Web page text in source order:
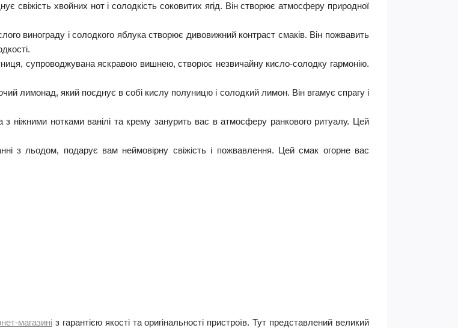
свіжість хвойних нот і солодкість соковитих ягід. Він створює атмосферу природної
винограду і солодкого яблука створює дивовижний контраст смаків. Він пожвавить
супроводжувана яскравою вишнею, створює незвичайну кисло-солодку гармонію.
лимонад, який поєднує в собі кислу полуницю і солодкий лимон. Він вгамує спрагу і
з ніжними нотками ванілі та крему занурить вас в атмосферу ранкового ритуалу. Цей
з льодом, подарує вам неймовірну свіжість і пожвавлення. Цей смак огорне вас
магазиніз гарантією якості та оригінальності пристроїв. Тут представлений великий